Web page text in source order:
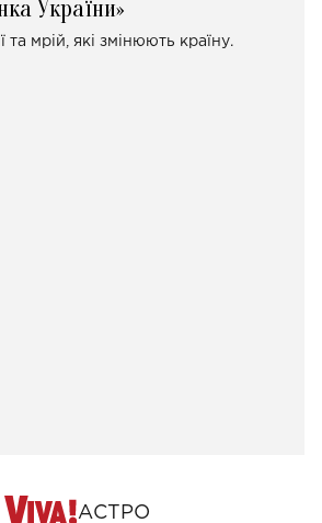
України»
та мрій, які змінюють країну.
АСТРО